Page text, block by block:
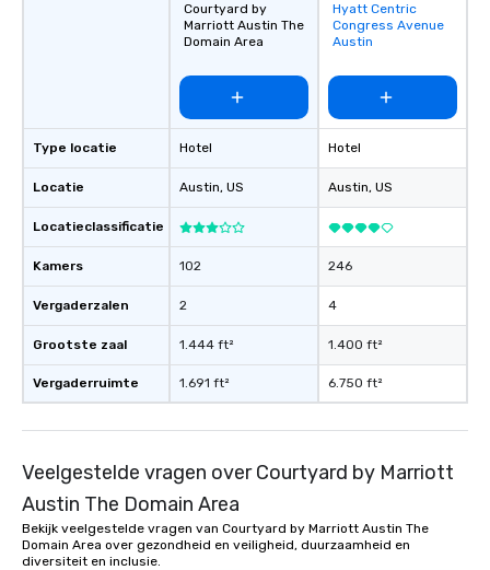
Type locatie
Locatie
Locatieclassificatie
Kamers
Vergaderzalen
Grootste zaal
Vergaderruimte
Courtyard by
Marriott Austin The
Domain Area
Hotel
Austin, US
102
2
1.444 ft²
1.691 ft²
Removed from
favorites
Hyatt Centric
Congress Avenue
Austin
Hotel
Austin, US
246
4
1.400 ft²
6.750 ft²
Veelgestelde vragen over Courtyard by Marriott
Austin The Domain Area
Bekijk veelgestelde vragen van Courtyard by Marriott Austin The
Domain Area over gezondheid en veiligheid, duurzaamheid en
diversiteit en inclusie.